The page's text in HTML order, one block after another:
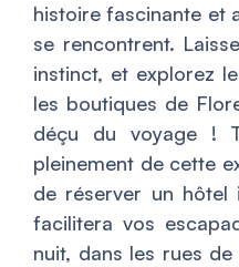
histoire fascinante et
se rencontrent.
instinct, et explorez
les boutiques de
déçu du voyage !
pleinement de cette
de réserver un hôtel
facilitera vos
nuit, dans les rues